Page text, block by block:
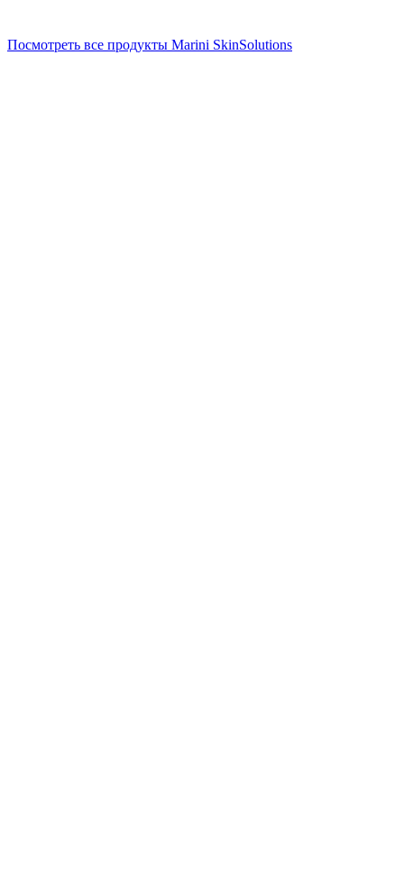
Посмотреть все продукты Marini SkinSolutions